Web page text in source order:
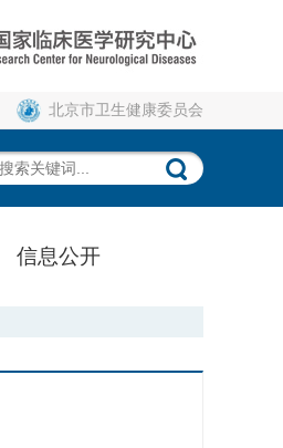
北京市卫生健康委员会
信息公开